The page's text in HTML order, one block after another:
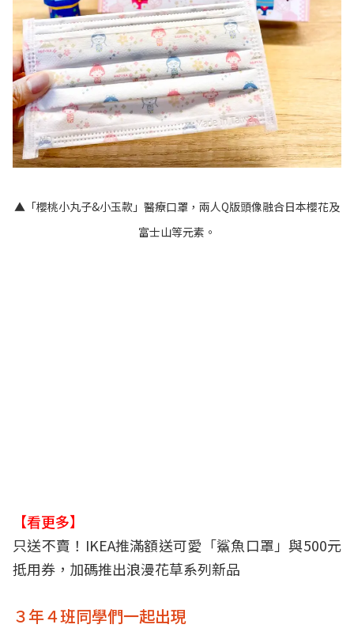
▲「櫻桃小丸子&小玉款」醫療口罩，兩人Q版頭像融合日本櫻花及
富士山等元素。
【看更多】
只送不賣！IKEA推滿額送可愛「鯊魚口罩」與500元
抵用券，加碼推出浪漫花草系列新品
３年４班同學們一起出現